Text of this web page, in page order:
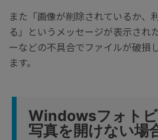
また「画像が削除されているか、
る」というメッセージが表示され
ーなどの不具合でファイルが破損
ます。
Windowsフォト
写真を開けない場